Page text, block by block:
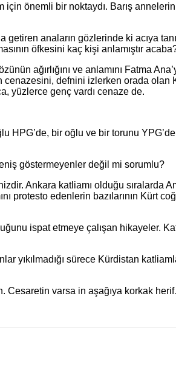
önemli bir noktaydı. Barış
anaların gözlerinde ki acıya
öfkesini kaç kişi anlamıştır
ağırlığını ve anlamını Fatma
cenazesini, defnini izlerken orada olan
yüzlerce genç vardı cenaze de.
bir oğlu ve bir torunu YPG’de
göstermeyenler değil mi sorumlu?
Ankara katliamı olduğu sıralarda
protesto edenlerin bazılarının Kürt
ispat etmeye çalışan hikayeler.
sürece Kürdistan
Cesaretin varsa in aşağıya korkak